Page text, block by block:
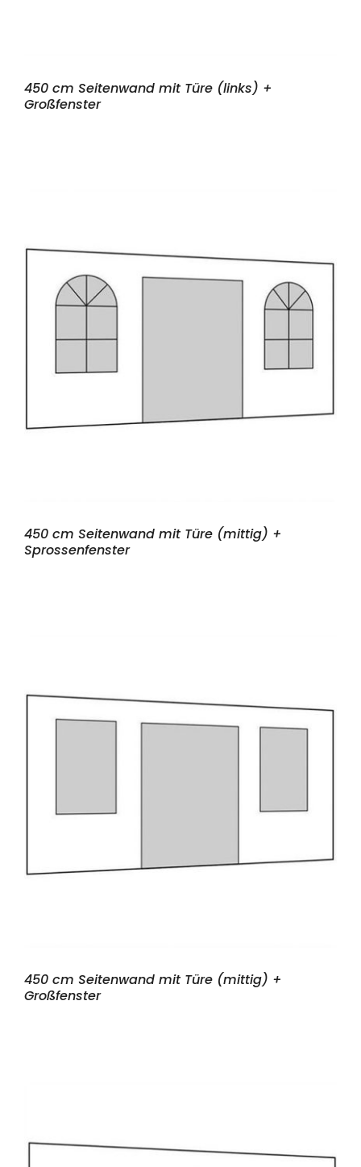
450 cm Seitenwand mit Türe (links) +
Großfenster
450 cm Seitenwand mit Türe (mittig) +
Sprossenfenster
450 cm Seitenwand mit Türe (mittig) +
Großfenster